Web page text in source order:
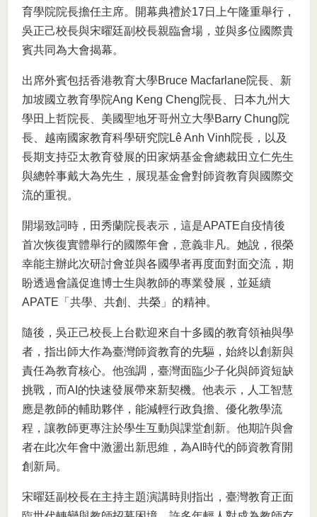
育學院院長擔任主席。開幕典禮於17日上午隆重舉行，
吳正己校長與宋曜廷副校長親臨會場，並與多位國際貴
賓共同為大會揭幕。
出席外賓包括香港教育大學Bruce Macfarlane院長、新
加坡國立教育學院Ang Keng Cheng院長、日本九州大
學田上哲院長、美國聖地牙哥州立大學Barry Chung院
長、越南國家教育科學研究院Lê Anh Vinh院長，以及
長期支持亞太教育發展的田家炳基金會總裁田立仁先生
與總幹事戴大為先生，展現基金會對師資教育與國際交
流的重視。
開場致詞時，田秀蘭院長表示，這是APATE自疫情後
首次恢復實體舉行的國際年會，意義非凡。她說，很榮
幸能主辦此次研討會並與各國學者再度面對面交流，期
盼透過會議促進博士生與教師的專業發展，並延續
APATE「共學、共創、共榮」的精神。
隨後，吳正己校長上台歡迎來自十多國的教育領袖與學
者，指出師大作為臺灣師資教育的先驅，始終以創新與
責任為教育核心。他強調，臺灣面臨少子化與師資短缺
挑戰，而AI的快速發展帶來新契機。他表示，人工智慧
應是教師的輔助夥伴，能減輕行政負擔、優化教學流
程，讓教師更專注於學生互動與課堂創新。他期許與會
者在此次年會中激盪出新思維，為AI時代的師資教育開
創新局。
宋曜廷副校長在主持主題演講時則指出，臺灣教育正面